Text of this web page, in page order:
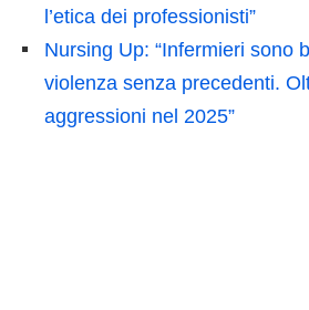
l’etica dei professionisti”
Nursing Up: “Infermieri sono
violenza senza precedenti.
aggressioni nel 2025”